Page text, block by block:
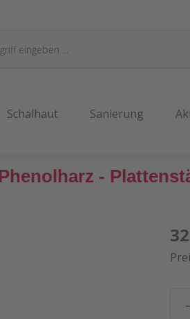
Schalhaut Sanierung
-